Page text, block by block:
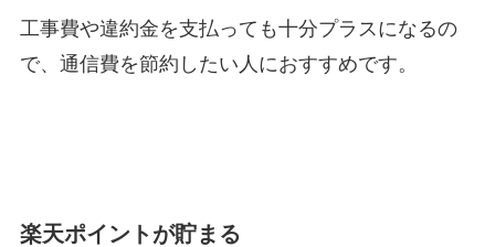
工事費や違約金を支払っても十分プラスになるの
で、通信費を節約したい人におすすめです。
楽天ポイントが貯まる